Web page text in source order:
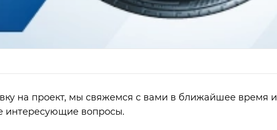
на проект, мы свяжемся с вами в ближайшее время и
интересующие вопросы.